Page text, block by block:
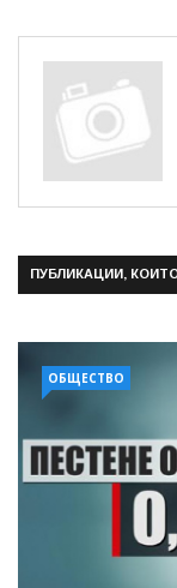
ПУБЛИКАЦИИ,
ОБЩЕСТВО